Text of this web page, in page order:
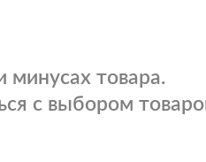
минусах товара.
с выбором